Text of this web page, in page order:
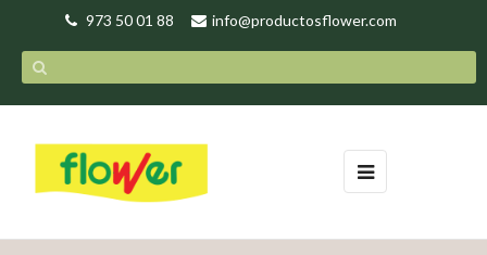
973 50 01 88 info@productosflower.com
Navegación
de
☰